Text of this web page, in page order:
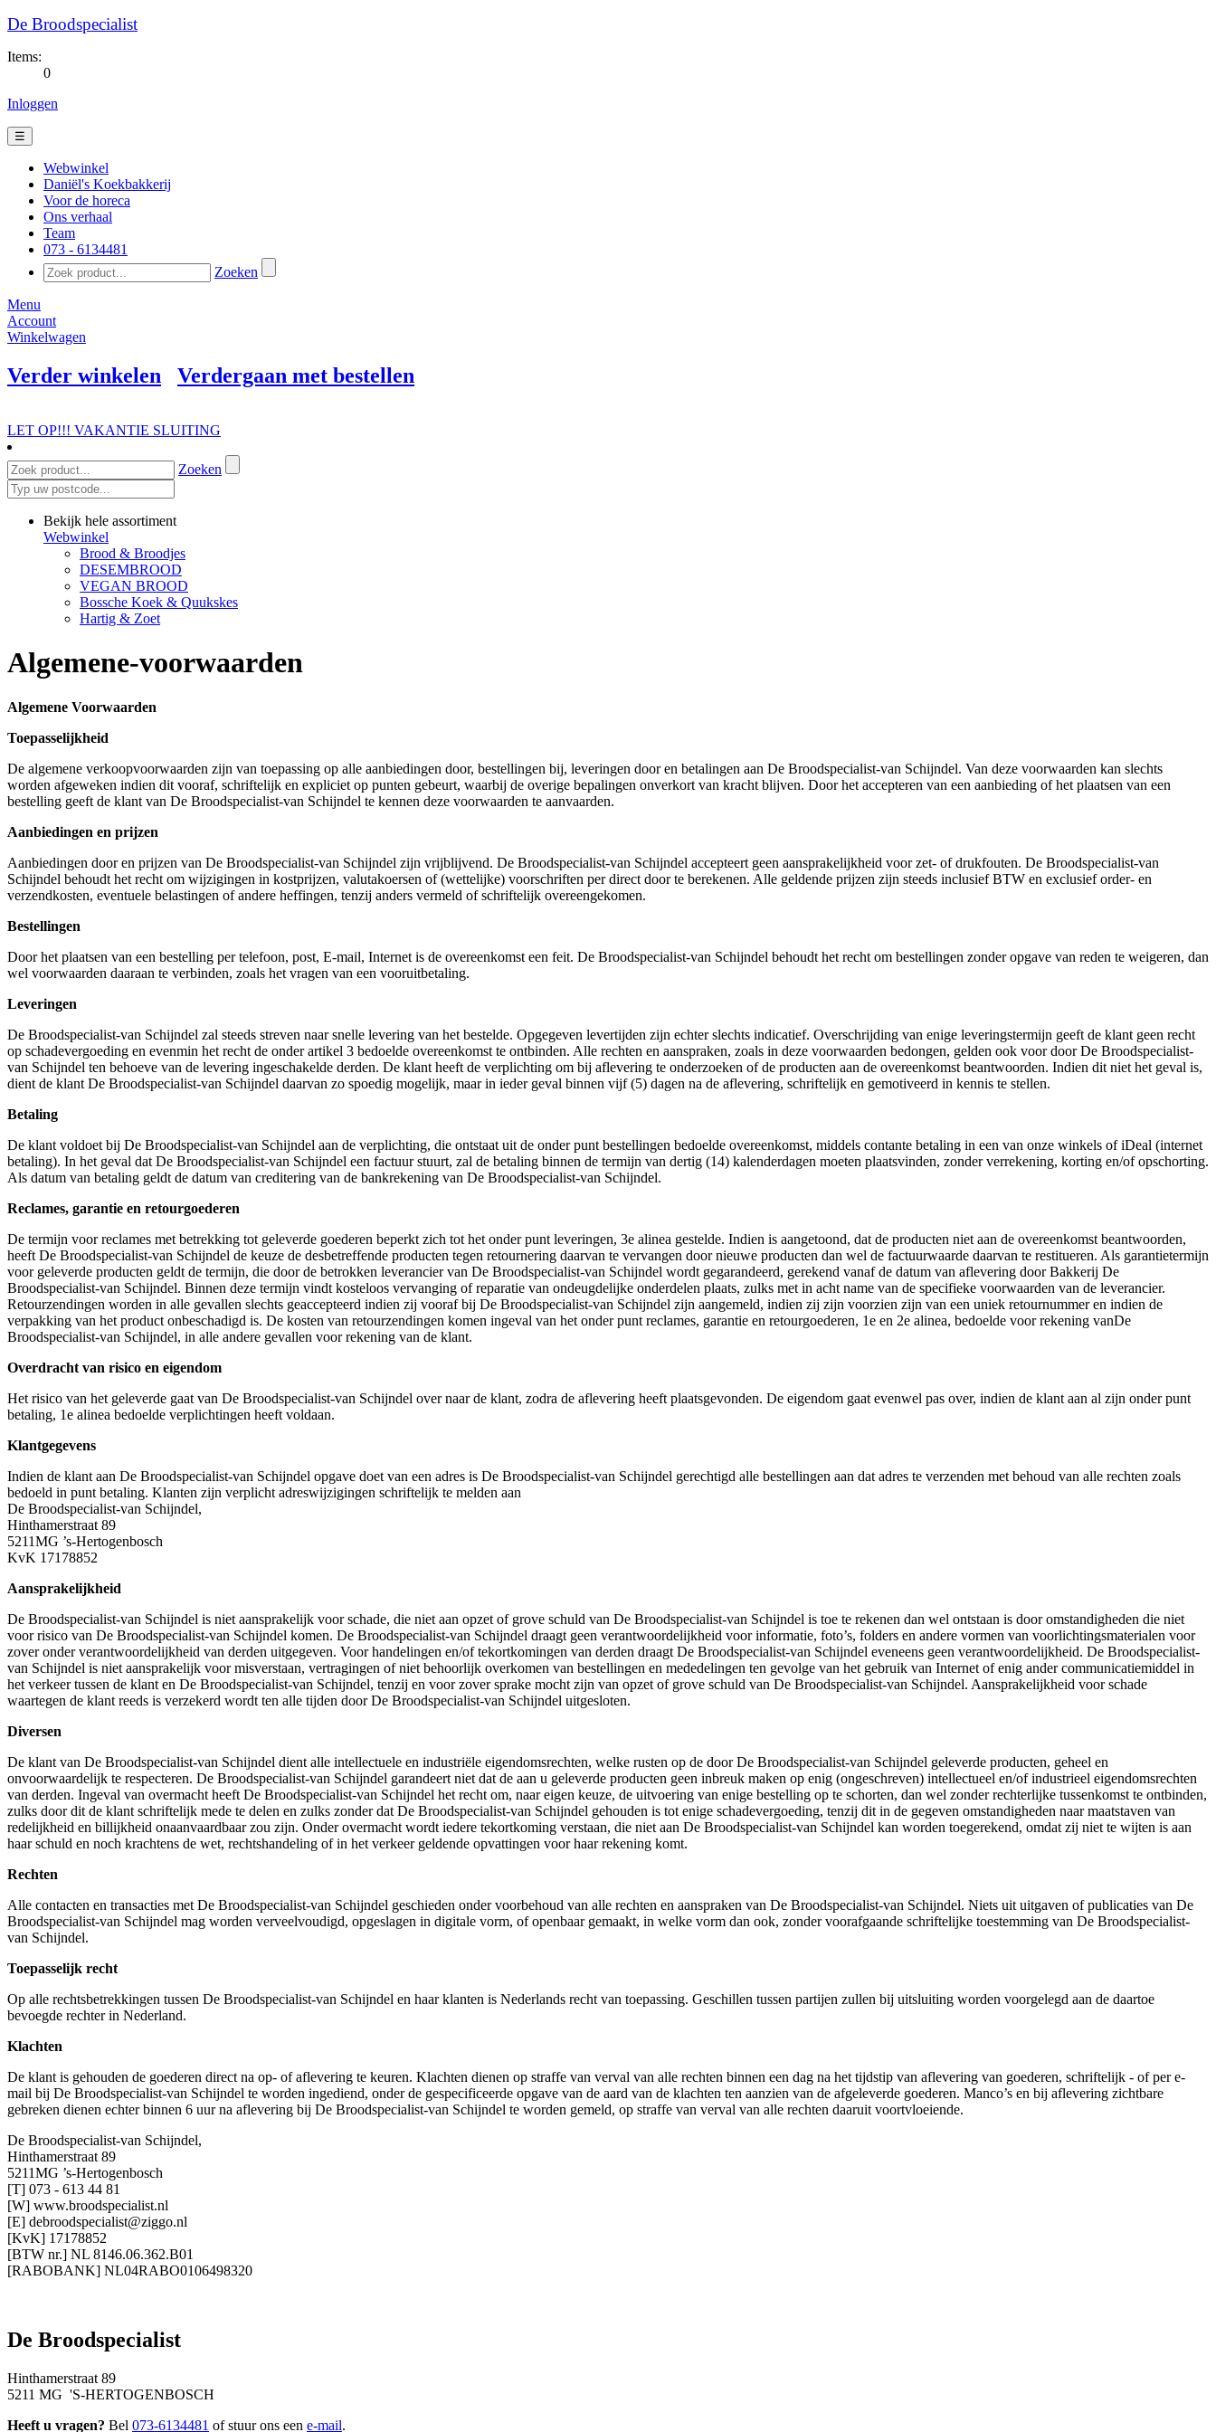
De Broodspecialist
Items:
0
Inloggen
☰
Webwinkel
Daniël's Koekbakkerij
Voor de horeca
Ons verhaal
Team
073 - 6134481​
Zoeken
Menu
Account
Winkelwagen
Verder winkelen Verdergaan met bestellen
LET OP!!! VAKANTIE SLUITING
Zoeken
Bekijk hele assortiment
Webwinkel
Brood & Broodjes
DESEMBROOD
VEGAN BROOD
Bossche Koek & Quukskes
Hartig & Zoet
Algemene-voorwaarden
Algemene Voorwaarden
Toepasselijkheid
De algemene verkoopvoorwaarden zijn van toepassing op alle aanbiedingen door, bestellingen bij, leveringen door en betalingen aan De Broodspecialist-van Schijndel. Van deze voorwaarden kan slechts
worden afgeweken indien dit vooraf, schriftelijk en expliciet op punten gebeurt, waarbij de overige bepalingen onverkort van kracht blijven. Door het accepteren van een aanbieding of het plaatsen van een
bestelling geeft de klant van De Broodspecialist-van Schijndel te kennen deze voorwaarden te aanvaarden.
Aanbiedingen en prijzen
Aanbiedingen door en prijzen van De Broodspecialist-van Schijndel zijn vrijblijvend. De Broodspecialist-van Schijndel accepteert geen aansprakelijkheid voor zet- of drukfouten. De Broodspecialist-van
Schijndel behoudt het recht om wijzigingen in kostprijzen, valutakoersen of (wettelijke) voorschriften per direct door te berekenen. Alle geldende prijzen zijn steeds inclusief BTW en exclusief order- en
verzendkosten, eventuele belastingen of andere heffingen, tenzij anders vermeld of schriftelijk overeengekomen.
Bestellingen
Door het plaatsen van een bestelling per telefoon, post, E-mail, Internet is de overeenkomst een feit. De Broodspecialist-van Schijndel behoudt het recht om bestellingen zonder opgave van reden te weigeren, dan
wel voorwaarden daaraan te verbinden, zoals het vragen van een vooruitbetaling.
Leveringen
De Broodspecialist-van Schijndel zal steeds streven naar snelle levering van het bestelde. Opgegeven levertijden zijn echter slechts indicatief. Overschrijding van enige leveringstermijn geeft de klant geen recht
op schadevergoeding en evenmin het recht de onder artikel 3 bedoelde overeenkomst te ontbinden. Alle rechten en aanspraken, zoals in deze voorwaarden bedongen, gelden ook voor door De Broodspecialist-
van Schijndel ten behoeve van de levering ingeschakelde derden. De klant heeft de verplichting om bij aflevering te onderzoeken of de producten aan de overeenkomst beantwoorden. Indien dit niet het geval is,
dient de klant De Broodspecialist-van Schijndel daarvan zo spoedig mogelijk, maar in ieder geval binnen vijf (5) dagen na de aflevering, schriftelijk en gemotiveerd in kennis te stellen.
Betaling
De klant voldoet bij De Broodspecialist-van Schijndel aan de verplichting, die ontstaat uit de onder punt bestellingen bedoelde overeenkomst, middels contante betaling in een van onze winkels of iDeal (internet
betaling). In het geval dat De Broodspecialist-van Schijndel een factuur stuurt, zal de betaling binnen de termijn van dertig (14) kalenderdagen moeten plaatsvinden, zonder verrekening, korting en/of opschorting.
Als datum van betaling geldt de datum van creditering van de bankrekening van De Broodspecialist-van Schijndel.
Reclames, garantie en retourgoederen
De termijn voor reclames met betrekking tot geleverde goederen beperkt zich tot het onder punt leveringen, 3e alinea gestelde. Indien is aangetoond, dat de producten niet aan de overeenkomst beantwoorden,
heeft De Broodspecialist-van Schijndel de keuze de desbetreffende producten tegen retournering daarvan te vervangen door nieuwe producten dan wel de factuurwaarde daarvan te restitueren. Als garantietermijn
voor geleverde producten geldt de termijn, die door de betrokken leverancier van De Broodspecialist-van Schijndel wordt gegarandeerd, gerekend vanaf de datum van aflevering door Bakkerij De
Broodspecialist-van Schijndel. Binnen deze termijn vindt kosteloos vervanging of reparatie van ondeugdelijke onderdelen plaats, zulks met in acht name van de specifieke voorwaarden van de leverancier.
Retourzendingen worden in alle gevallen slechts geaccepteerd indien zij vooraf bij De Broodspecialist-van Schijndel zijn aangemeld, indien zij zijn voorzien zijn van een uniek retournummer en indien de
verpakking van het product onbeschadigd is. De kosten van retourzendingen komen ingeval van het onder punt reclames, garantie en retourgoederen, 1e en 2e alinea, bedoelde voor rekening vanDe
Broodspecialist-van Schijndel, in alle andere gevallen voor rekening van de klant.
Overdracht van risico en eigendom
Het risico van het geleverde gaat van De Broodspecialist-van Schijndel over naar de klant, zodra de aflevering heeft plaatsgevonden. De eigendom gaat evenwel pas over, indien de klant aan al zijn onder punt
betaling, 1e alinea bedoelde verplichtingen heeft voldaan.
Klantgegevens
Indien de klant aan De Broodspecialist-van Schijndel opgave doet van een adres is De Broodspecialist-van Schijndel gerechtigd alle bestellingen aan dat adres te verzenden met behoud van alle rechten zoals
bedoeld in punt betaling. Klanten zijn verplicht adreswijzigingen schriftelijk te melden aan
De Broodspecialist-van Schijndel,
Hinthamerstraat 89
5211MG ’s-Hertogenbosch
KvK 17178852
Aansprakelijkheid
De Broodspecialist-van Schijndel is niet aansprakelijk voor schade, die niet aan opzet of grove schuld van De Broodspecialist-van Schijndel is toe te rekenen dan wel ontstaan is door omstandigheden die niet
voor risico van De Broodspecialist-van Schijndel komen. De Broodspecialist-van Schijndel draagt geen verantwoordelijkheid voor informatie, foto’s, folders en andere vormen van voorlichtingsmaterialen voor
zover onder verantwoordelijkheid van derden uitgegeven. Voor handelingen en/of tekortkomingen van derden draagt De Broodspecialist-van Schijndel eveneens geen verantwoordelijkheid. De Broodspecialist-
van Schijndel is niet aansprakelijk voor misverstaan, vertragingen of niet behoorlijk overkomen van bestellingen en mededelingen ten gevolge van het gebruik van Internet of enig ander communicatiemiddel in
het verkeer tussen de klant en De Broodspecialist-van Schijndel, tenzij en voor zover sprake mocht zijn van opzet of grove schuld van De Broodspecialist-van Schijndel. Aansprakelijkheid voor schade
waartegen de klant reeds is verzekerd wordt ten alle tijden door De Broodspecialist-van Schijndel uitgesloten.
Diversen
De klant van De Broodspecialist-van Schijndel dient alle intellectuele en industriële eigendomsrechten, welke rusten op de door De Broodspecialist-van Schijndel geleverde producten, geheel en
onvoorwaardelijk te respecteren. De Broodspecialist-van Schijndel garandeert niet dat de aan u geleverde producten geen inbreuk maken op enig (ongeschreven) intellectueel en/of industrieel eigendomsrechten
van derden. Ingeval van overmacht heeft De Broodspecialist-van Schijndel het recht om, naar eigen keuze, de uitvoering van enige bestelling op te schorten, dan wel zonder rechterlijke tussenkomst te ontbinden,
zulks door dit de klant schriftelijk mede te delen en zulks zonder dat De Broodspecialist-van Schijndel gehouden is tot enige schadevergoeding, tenzij dit in de gegeven omstandigheden naar maatstaven van
redelijkheid en billijkheid onaanvaardbaar zou zijn. Onder overmacht wordt iedere tekortkoming verstaan, die niet aan De Broodspecialist-van Schijndel kan worden toegerekend, omdat zij niet te wijten is aan
haar schuld en noch krachtens de wet, rechtshandeling of in het verkeer geldende opvattingen voor haar rekening komt.
Rechten
Alle contacten en transacties met De Broodspecialist-van Schijndel geschieden onder voorbehoud van alle rechten en aanspraken van De Broodspecialist-van Schijndel. Niets uit uitgaven of publicaties van De
Broodspecialist-van Schijndel mag worden verveelvoudigd, opgeslagen in digitale vorm, of openbaar gemaakt, in welke vorm dan ook, zonder voorafgaande schriftelijke toestemming van De Broodspecialist-
van Schijndel.
Toepasselijk recht
Op alle rechtsbetrekkingen tussen De Broodspecialist-van Schijndel en haar klanten is Nederlands recht van toepassing. Geschillen tussen partijen zullen bij uitsluiting worden voorgelegd aan de daartoe
bevoegde rechter in Nederland.
Klachten
De klant is gehouden de goederen direct na op- of aflevering te keuren. Klachten dienen op straffe van verval van alle rechten binnen een dag na het tijdstip van aflevering van goederen, schriftelijk - of per e-
mail bij De Broodspecialist-van Schijndel te worden ingediend, onder de gespecificeerde opgave van de aard van de klachten ten aanzien van de afgeleverde goederen. Manco’s en bij aflevering zichtbare
gebreken dienen echter binnen 6 uur na aflevering bij De Broodspecialist-van Schijndel te worden gemeld, op straffe van verval van alle rechten daaruit voortvloeiende.
De Broodspecialist-van Schijndel,
Hinthamerstraat 89
5211MG ’s-Hertogenbosch
[T] 073 - 613 44 81
[W] www.broodspecialist.nl
[E] debroodspecialist@ziggo.nl
[KvK] 17178852
[BTW nr.] NL 8146.06.362.B01
[RABOBANK] NL04RABO0106498320
De Broodspecialist
Hinthamerstraat 89
5211 MG 'S-HERTOGENBOSCH
Heeft u vragen? Bel 073-6134481 of stuur ons een e-mail.